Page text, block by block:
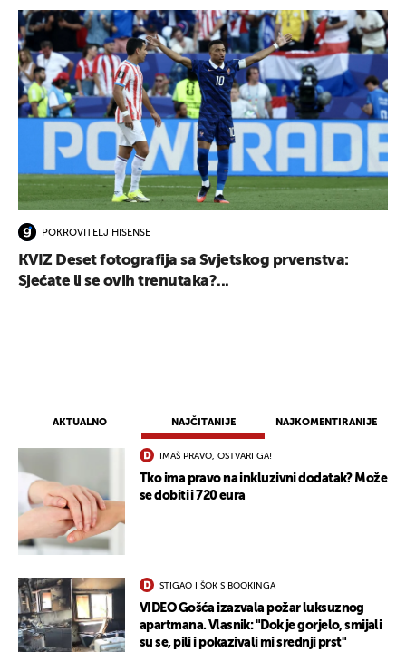
AKTUALNO NAJČITANIJE NAJKOMENTIRANIJE
IMAŠ PRAVO, OSTVARI GA!
Tko ima pravo na inkluzivni dodatak? Može
se dobiti i 720 eura
STIGAO I ŠOK S BOOKINGA
VIDEO Gošća izazvala požar luksuznog
apartmana. Vlasnik: "Dok je gorjelo, smijali
su se, pili i pokazivali mi srednji prst"
POKROVITELJ HISENSE
KVIZ Deset fotografija sa Svjetskog prvenstva:
Sjećate li se ovih trenutaka?...